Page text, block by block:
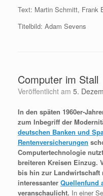
Text: Martin Schmitt, Frank
Titelbild: Adam Sevens
Computer im Stall
Veröffentlicht am 5.
In den späten 1960er-
zum Inbegriff der
deutschen Banken und
Rentenversicherungen
Computertechnologie
breiteren Kreisen Einzug.
bis hin zur Landwirtschaft
interessanter Quellenfund
veranschaulicht. In einer